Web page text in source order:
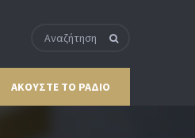
ΑΚΟΥΣΤΕ ΤΟ ΡΑΔΙΟ